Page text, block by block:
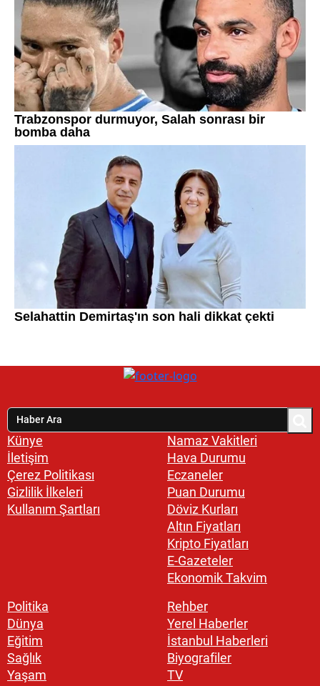
Künye
İletişim
Çerez Politikası
Gizlilik İlkeleri
Kullanım Şartları
Namaz Vakitleri
Hava Durumu
Eczaneler
Puan Durumu
Döviz Kurları
Altın Fiyatları
Kripto Fiyatları
E-Gazeteler
Ekonomik Takvim
Politika
Dünya
Eğitim
Sağlık
Yaşam
Rehber
Yerel Haberler
İstanbul Haberleri
Biyografiler
TV